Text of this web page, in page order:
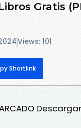
Gratis
Views: 101
Shortlink